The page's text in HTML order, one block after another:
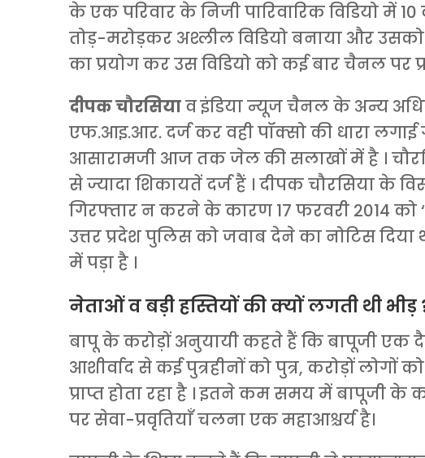
के एक परिवार के निजी पारिवारिक विडियो में
तोड़-मरोड़कर अश्लील विडियो बनाया और
का प्रयोग कर उस विडियो को कई बार चैनल पर
दीपक चौरसियाव इंडिया न्यूज चैनल के अन्य
एफ.आइ.आर. दर्ज कर वही पॉक्सो की धारा
आसारामजी आज तक जेल की सलाखों में है ।
से ज्यादा शिकायतें दर्ज हैं । दीपक चौरसिया के
गिरफ्तार न करने के कारण 17 फरवरी 2014 को
उत्तर प्रदेश पुलिस को जवाब देने का नोटिस
में पड़ा है ।
नेताओं व बड़ी हस्तियों की क्यों लगती थी भीड़
बापू के करोड़ों अनुयायी कहते हैं कि बापूजी एक
आशीर्वाद से कई पुत्रहीनों को पुत्र, करोड़ों लोगों
प्राप्त होता रहा है । इतने कम समय में बापूजी के
पर सेवा-प्रवृतियाँ चलना एक महाआश्चर्य है।